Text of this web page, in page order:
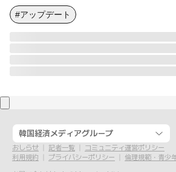
#アップデート
韓国経済メディアグループ
おしらせ 記者一覧
コミュニティ運営ポリシー
利用規約
プライバシーポリシー
倫理規範・青少